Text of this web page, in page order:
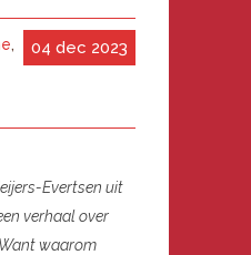
04 dec 2023
,
Evertsen uit
verhaal over
waarom